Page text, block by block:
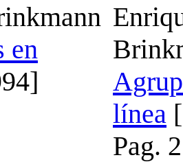
en
línea
Pag.